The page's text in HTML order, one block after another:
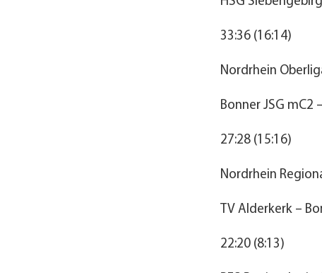
33:36 (16:14)
Nordrhein
Bonner JSG mC2
27:28 (15:16)
Nordrhein
TV Alderkerk –
22:20 (8:13)